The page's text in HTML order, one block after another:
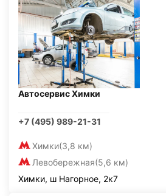
Автосервис Химки
+7 (495) 989-21-31
Химки(3,8 км)
Левобережная(5,6 км)
Химки, ш Нагорное, 2к7